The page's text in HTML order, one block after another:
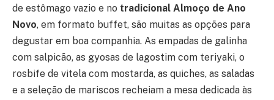
de estômago vazio e no tradicional Almoço de Ano
Novo, em formato buffet, são muitas as opções para
degustar em boa companhia. As empadas de galinha
com salpicão, as gyosas de lagostim com teriyaki, o
rosbife de vitela com mostarda, as quiches, as saladas
e a seleção de mariscos recheiam a mesa dedicada às